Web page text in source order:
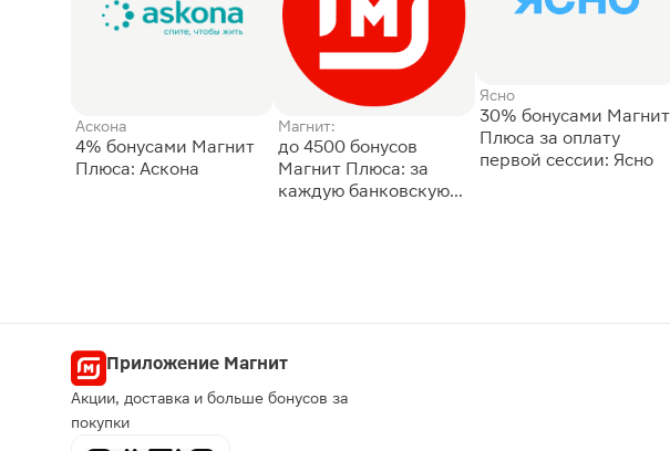
Аскона
4% бонусами Магнит
Плюса: Аскона
Магнит:
до 4500 бонусов
Магнит Плюса: за
каждую банковскую
Ясно
30% бонусами Магнит
Плюса за оплату
первой сессии: Ясно
Приложение Магнит
Акции, доставка и больше бонусов за
покупки